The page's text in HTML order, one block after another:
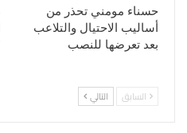
حسناء مومني تحذر من
أساليب الاحتيال والتلاعب
بعد تعرضها للنصب
السابق التالي